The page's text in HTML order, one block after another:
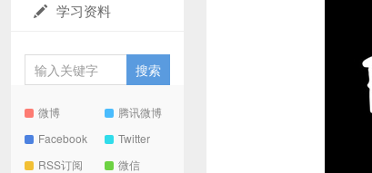
学习资料
微博
腾讯微博
Facebook
Twitter
RSS订阅
微信